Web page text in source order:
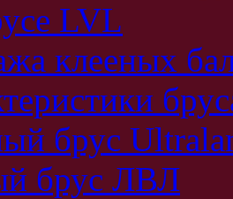
LVL
клееных
брус
брус ЛВЛ